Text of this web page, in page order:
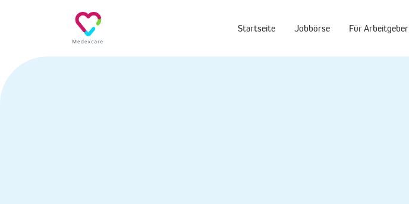
Startseite Jobbörse Für Arbeitgeber